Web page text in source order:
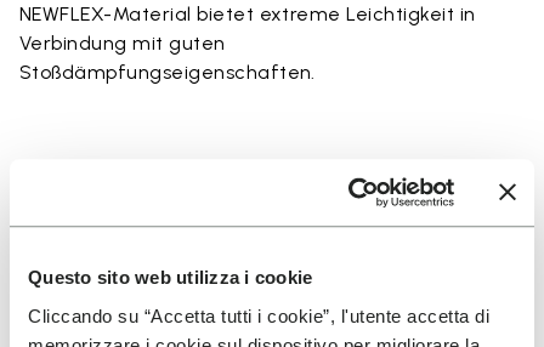
Questo sito web utilizza i cookie
Cliccando su “Accetta tutti i cookie”, l'utente accetta di
NEWFLEX-Material bietet extreme Leichtigkeit in
Verbindung mit guten
Stoßdämpfungseigenschaften.
Details